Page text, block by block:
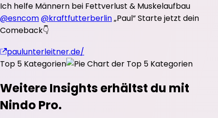
Ich helfe Männern bei Fettverlust & Muskelaufbau
@esncom@kraftfutterberlin„Paul” Starte jetzt dein
Comeback👇
paulunterleitner.de/
Top 5 Kategorien
Weitere Insights erhältst du mit
Nindo Pro.